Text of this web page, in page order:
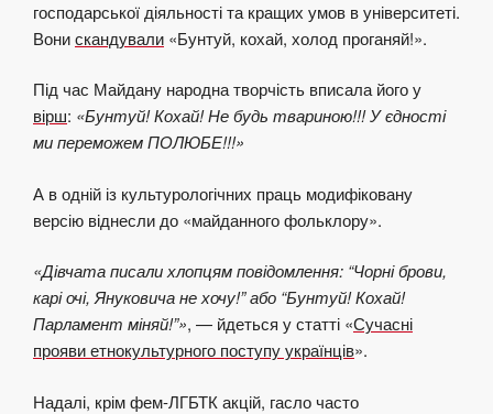
господарської діяльності та кращих умов в університеті.
Вонискандували «Бунтуй, кохай, холод проганяй!».
Під час Майдану народна творчість вписала його у
вірш: «Бунтуй! Кохай! Не будь твариною!!! У єдності
ми переможем ПОЛЮБЕ!!!»
А в одній із культурологічних праць модифіковану
версію віднесли до «майданного фольклору».
«Дівчата писали хлопцям повідомлення: “Чорні брови,
карі очі, Януковича не хочу!” або “Бунтуй! Кохай!
Парламент міняй!”», — йдеться у статті «Сучасні
прояви етнокультурного поступу українців».
Надалі, крім фем-ЛГБТК акцій, гасло часто